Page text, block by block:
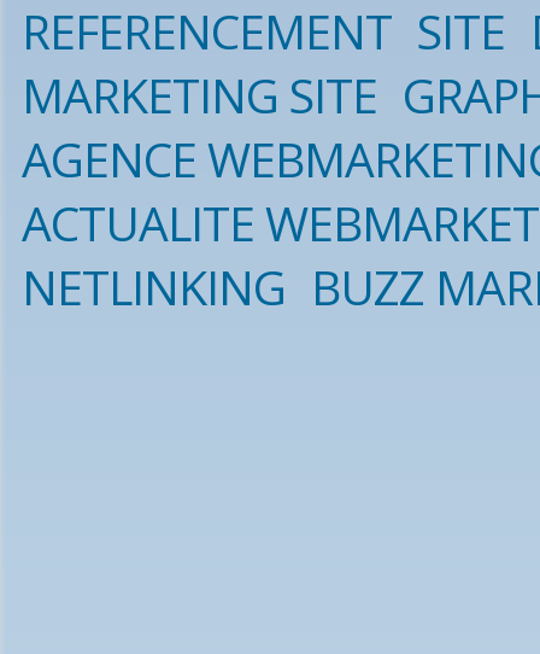
REFERENCEMENT SITE
MARKETING SITE
AGENCE
ACTUALITE
NETLINKING BUZZ